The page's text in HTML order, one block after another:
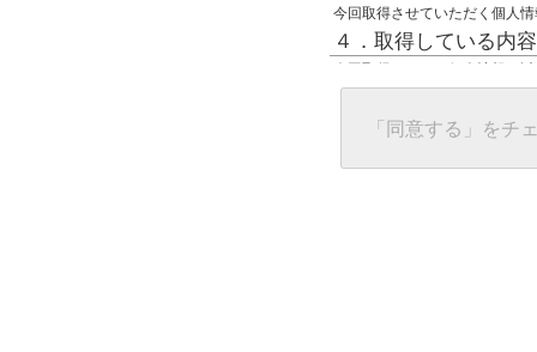
今回取得させていただく個人
４．取得している内
今回取得している個人情報は
任意の名前
グローバルIPアドレス
接続ホスト情報
５．個人情報に関す
「同意する」をチ